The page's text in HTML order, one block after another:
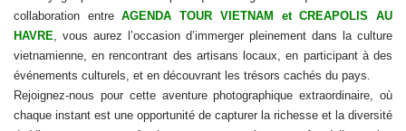
collaboration entreAGENDA TOUR VIETNAM et CREAPOLIS AU
HAVRE , vous aurez l’occasion d’immerger pleinement dans la culture
vietnamienne, en rencontrant des artisans locaux, en participant à des
événements culturels, et en découvrant les trésors cachés du pays.
Rejoignez-nous pour cette aventure photographique extraordinaire, où
chaque instant est une opportunité de capturer la richesse et la diversité